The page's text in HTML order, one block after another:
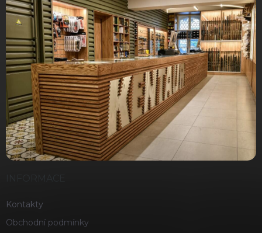
Kontakty
Obchodní podmínky